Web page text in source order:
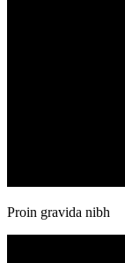
Proin gravida nibh